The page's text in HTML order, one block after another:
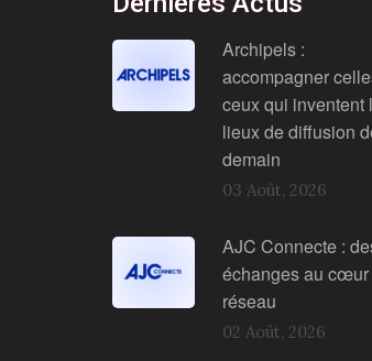
Archipels :
accompagner
ceux qui inventent
lieux de diffusion
demain
03 Août, 2026
AJC Connecte :
échanges au cœur
réseau
02 Août, 2026